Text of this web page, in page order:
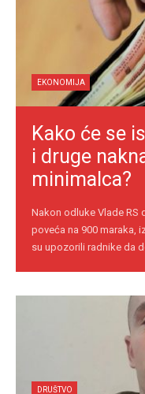
EKONOMIJA
Kako će se
i druge
minimalca?
Nakon odluke Vlade RS
poveća na 900 maraka,
su upozorili radnike da
DRUŠTVO